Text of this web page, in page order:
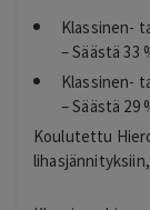
Klassinen-
– Säästä 33
Klassinen-
– Säästä 29
Koulutettu